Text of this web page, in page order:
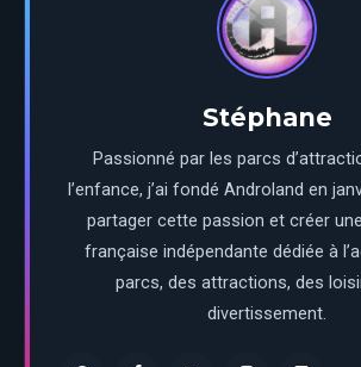
Stéphane
Passionné par les parcs
l’enfance, j’ai fondé Androland en
partager cette passion et créer
française indépendante dédiée à
parcs, des attractions, des
divertissement.